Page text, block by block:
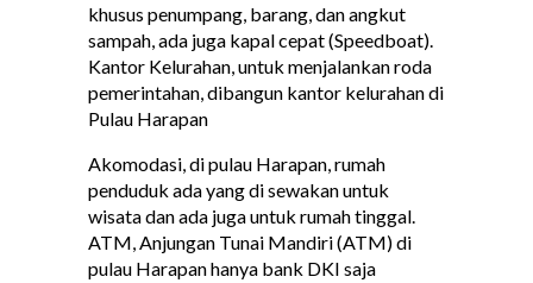
khusus penumpang, barang, dan angkut
sampah, ada juga kapal cepat (Speedboat).
Kantor Kelurahan, untuk menjalankan roda
pemerintahan, dibangun kantor kelurahan di
Pulau Harapan
Akomodasi, di pulau Harapan, rumah
penduduk ada yang di sewakan untuk
wisata dan ada juga untuk rumah tinggal.
ATM, Anjungan Tunai Mandiri (ATM) di
pulau Harapan hanya bank DKI saja